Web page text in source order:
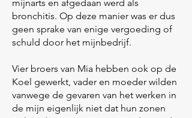
mijnarts en afgedaan werd als
bronchitis. Op deze manier was er dus
geen sprake van enige vergoeding of
schuld door het mijnbedrijf.
Vier broers van Mia hebben ook op de
Koel gewerkt, vader en moeder wilden
vanwege de gevaren van het werken in
de mijn eigenlijk niet dat hun zonen